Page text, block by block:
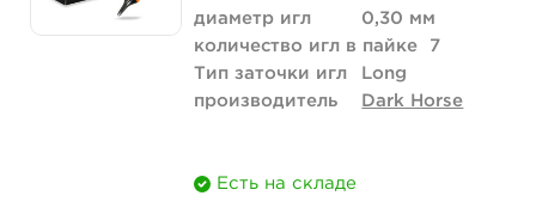
диаметр игл
0,30 мм
количество игл в пайке
7
Тип заточки игл
Long
производитель
Dark Horse
Есть на складе